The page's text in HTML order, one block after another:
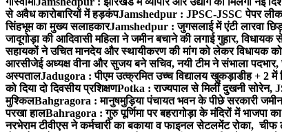
से अवैध कारोबारियों में हड़कंपJamshedpur : JPSC-JSSC पेपर
सिंहभूम का मुख्य सलाहकारJamshedpur : जुगसलाई में एंटी लारवा
जादूगोड़ा की आदिवासी महिला ने जमीन बचाने की लगाई गुहार,
सहायकों ने उचित मानदेय और स्थायीकरण की मांग को लेकर विधायक को
आरसीजेई अध्यक्ष वीना और सुजय बने सचिव, नयी टीम ने संभाला
अस्पतालJadugora : पीएम उत्क्रमित उच्च विद्यालय खुकड़ाडीह + 2 में
को दिया दो दिवसीय प्रशिक्षणPotka : राज्यपाल से मिलीं दुखनी सोरेन,
मुश्किलBahgragora : मानुषमुड़िया पंचायत भवन के पीछे सरकारी
परखा हालBahragora : गुरु पूर्णिमा पर बहरागोड़ा के मंदिरों में भाजपा
नरभेराम टीवीएस ने कर्मचारी का बकाया व फाइनल सेटलमेंट रोका,